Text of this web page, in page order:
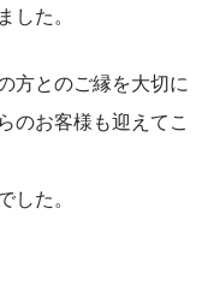
た。
方とのご縁を大切に
のお客様も迎えてこ
た。